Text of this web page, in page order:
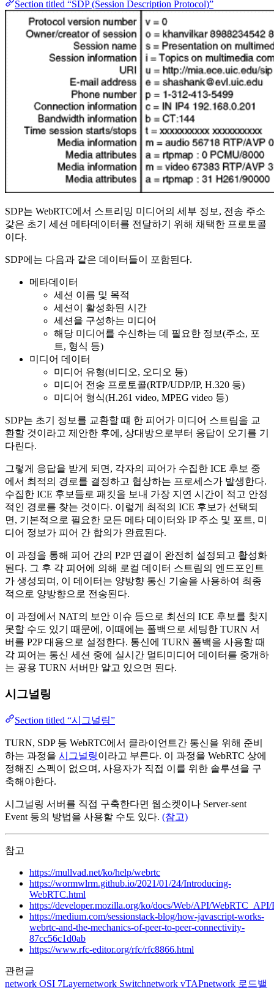
Section titled “SDP (Session Description Protocol)”
SDP는 WebRTC에서 스트리밍 미디어의 세부 정보, 전송 주소
갗은 초기 세션 메타데이터를 전달하기 위해 채택한 프로토콜
이다.
SDP에는 다음과 같은 데이터들이 포함된다.
메타데이터
세션 이름 및 목적
세션이 활성화된 시간
세션을 구성하는 미디어
해당 미디어를 수신하는 데 필요한 정보(주소, 포
트, 형식 등)
미디어 데이터
미디어 유형(비디오, 오디오 등)
미디어 전송 프로토콜(RTP/UDP/IP, H.320 등)
미디어 형식(H.261 video, MPEG video 등)
SDP는 초기 정보를 교환할 떄 한 피어가 미디어 스트림을 교
환할 것이라고 제안한 후에, 상대방으로부터 응답이 오기를 기
다린다.
그렇게 응답을 받게 되면, 각자의 피어가 수집한 ICE 후보 중
에서 최적의 경로를 결정하고 협상하는 프로세스가 발생한다.
수집한 ICE 후보들로 패킷을 보내 가장 지연 시간이 적고 안정
적인 경로를 찾는 것이다. 이렇게 최적의 ICE 후보가 선택되
면, 기본적으로 필요한 모든 메타 데이터와 IP 주소 및 포트, 미
디어 정보가 피어 간 합의가 완료된다.
이 과정을 통해 피어 간의 P2P 연결이 완전히 설정되고 활성화
된다. 그 후 각 피어에 의해 로컬 데이터 스트림의 엔드포인트
가 생성되며, 이 데이터는 양방향 통신 기술을 사용하여 최종
적으로 양방향으로 전송된다.
이 과정에서 NAT의 보안 이슈 등으로 최선의 ICE 후보를 찾지
못할 수도 있기 때문에, 이때에는 폴백으로 세팅한 TURN 서
버를 P2P 대용으로 설정한다. 통신에 TURN 폴백을 사용할 때
각 피어는 통신 세션 중에 실시간 멀티미디어 데이터를 중개하
는 공용 TURN 서버만 알고 있으면 된다.
시그널링
Section titled “시그널링”
TURN, SDP 등 WebRTC에서 클라이언트간 통신을 위해 준비
하는 과정을 시그널링이라고 부른다. 이 과정을 WebRTC 상에
정해진 스펙이 없으며, 사용자가 직접 이를 위한 솔루션을 구
축해야한다.
시그널링 서버를 직접 구축한다면 웹소켓이나 Server-sent
Event 등의 방법을 사용할 수도 있다. (참고)
참고
https://mullvad.net/ko/help/webrtc
https://wormwlrm.github.io/2021/01/24/Introducing-
WebRTC.html
https://developer.mozilla.org/ko/docs/Web/API/WebRTC_API/
https://medium.com/sessionstack-blog/how-javascript-works-
webrtc-and-the-mechanics-of-peer-to-peer-connectivity-
87cc56c1d0ab
https://www.rfc-editor.org/rfc/rfc8866.html
관련글
network OSI 7Layernetwork Switchnetwork vTAPnetwork 로드밸